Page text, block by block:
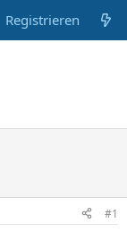
Registrieren
#1